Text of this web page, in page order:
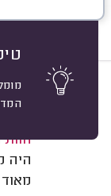
יעל
משוב: 05/08/
היה
10